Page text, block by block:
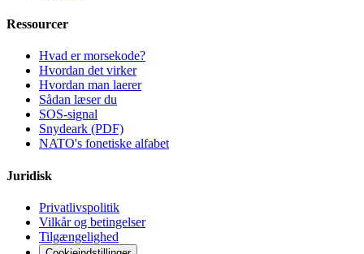
Ressourcer
Hvad er morsekode?
Hvordan det virker
Hvordan man laerer
Sådan læser du
SOS-signal
Snydeark (PDF)
NATO's fonetiske alfabet
Juridisk
Privatlivspolitik
Vilkår og betingelser
Tilgængelighed